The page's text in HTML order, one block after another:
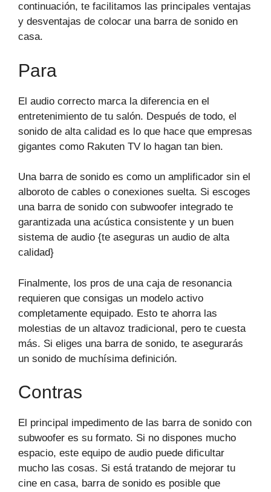
continuación, te facilitamos las principales ventajas
y desventajas de colocar una barra de sonido en
casa.
Para
El audio correcto marca la diferencia en el
entretenimiento de tu salón. Después de todo, el
sonido de alta calidad es lo que hace que empresas
gigantes como Rakuten TV lo hagan tan bien.
Una barra de sonido es como un amplificador sin el
alboroto de cables o conexiones suelta. Si escoges
una barra de sonido con subwoofer integrado te
garantizada una acústica consistente y un buen
sistema de audio {te aseguras un audio de alta
calidad}
Finalmente, los pros de una caja de resonancia
requieren que consigas un modelo activo
completamente equipado. Esto te ahorra las
molestias de un altavoz tradicional, pero te cuesta
más. Si eliges una barra de sonido, te asegurarás
un sonido de muchísima definición.
Contras
El principal impedimento de las barra de sonido con
subwoofer es su formato. Si no dispones mucho
espacio, este equipo de audio puede dificultar
mucho las cosas. Si está tratando de mejorar tu
cine en casa, barra de sonido es posible que